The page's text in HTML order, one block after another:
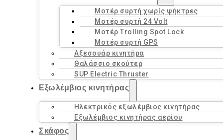
Μοτέρ συρτή χωρίς ψήκτρες
Μοτέρ συρτή 24 Volt
Μοτέρ Trolling Spot Lock
Μοτέρ συρτή GPS
Αξεσουάρ κινητήρα
Θαλάσσιο σκούτερ
SUP Electric Thruster
Εξωλέμβιος κινητήρας
Ηλεκτρικός εξωλέμβιος κινητήρας
Εξωλέμβιος κινητήρας αερίου
Σκάφος